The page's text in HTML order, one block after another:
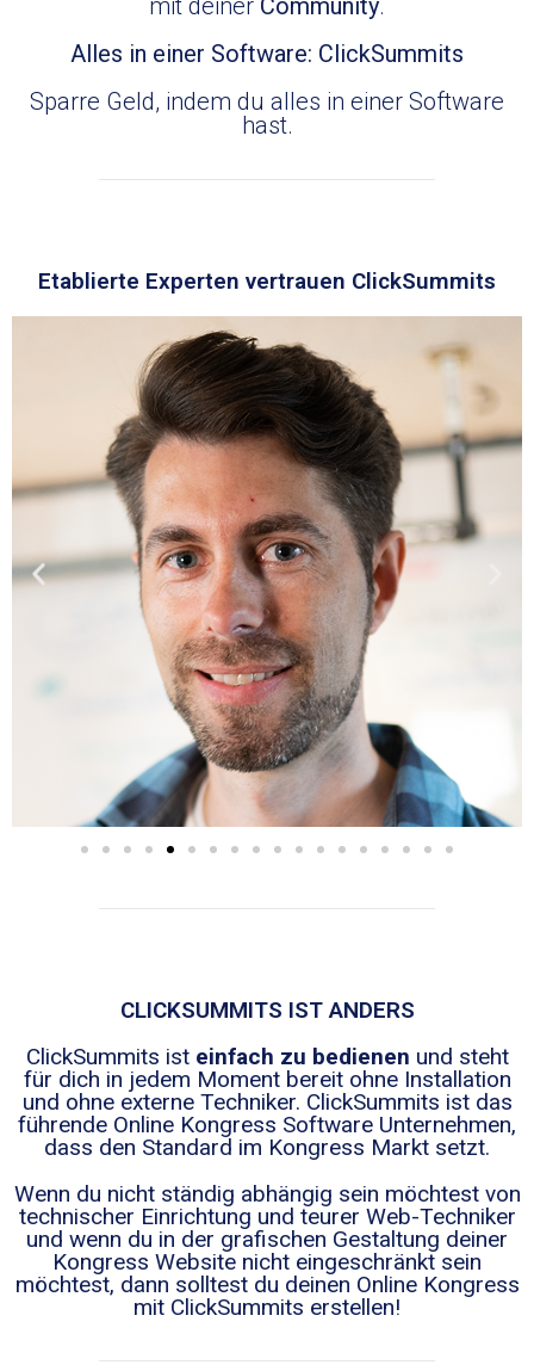
mit deiner Community.
Alles in einer Software: ClickSummits
Sparre Geld, indem du alles in einer Software
hast.
Etablierte Experten vertrauen ClickSummits
CLICKSUMMITS IST ANDERS
ClickSummits ist einfach zu bedienen und steht
für dich in jedem Moment bereit ohne Installation
und ohne externe Techniker. ClickSummits ist das
führende Online Kongress Software Unternehmen,
dass den Standard im Kongress Markt setzt.
Wenn du nicht ständig abhängig sein möchtest von
technischer Einrichtung und teurer Web-Techniker
und wenn du in der grafischen Gestaltung deiner
Kongress Website nicht eingeschränkt sein
möchtest, dann solltest du deinen Online Kongress
mit ClickSummits erstellen!